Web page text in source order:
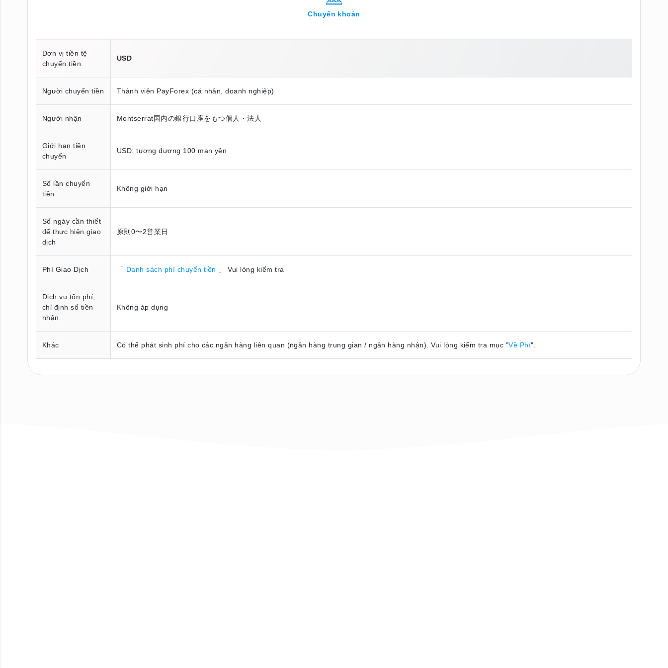
Chuyển khoản
Đơn vị tiền tệ
chuyển tiền
USD
Người chuyển tiền Thành viên PayForex (cá nhân, doanh nghiệp)
Người nhận Montserrat国内の銀行口座をもつ個人・法人
Giới hạn tiền
chuyển
USD: tương đương 100 man yên
Số lần chuyển
tiền
Không giới hạn
Số ngày cần thiết
để thực hiện giao
dịch
原則0〜2営業日
Phí Giao Dịch 「 Danh sách phí chuyển tiền 」 Vui lòng kiểm tra
Dịch vụ tốn phí,
chỉ định số tiền
nhận
Không áp dụng
Khác Có thể phát sinh phí cho các ngân hàng liên quan (ngân hàng trung gian / ngân hàng nhận). Vui lòng kiểm tra mục "Về Phí".